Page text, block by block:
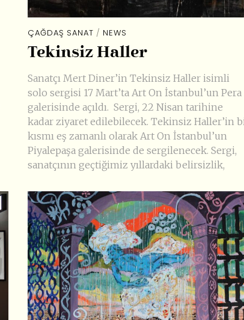
ÇAĞDAŞ SANAT / NEWS
Tekinsiz Haller
Sanatçı Mert Diner’in Tekinsiz Haller isimli
solo sergisi 17 Mart’ta Art On İstanbul’un Pera
galerisinde açıldı. Sergi, 22 Nisan tarihine
kadar ziyaret edilebilecek. Tekinsiz Haller’in
kısmı eş zamanlı olarak Art On İstanbul’un
Piyalepaşa galerisinde de sergilenecek. Sergi,
sanatçının geçtiğimiz yıllardaki belirsizlik,